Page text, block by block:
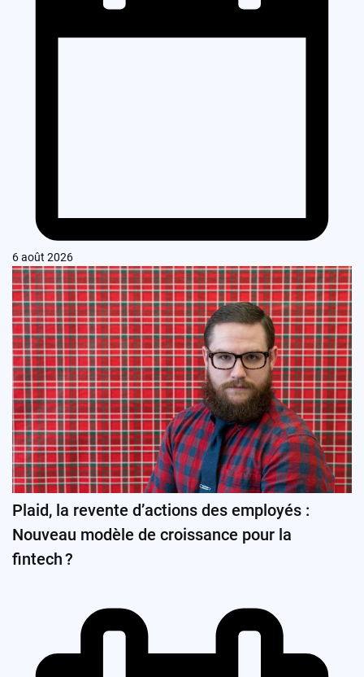
6 août 2026
Plaid, la revente d’actions des employés :
Nouveau modèle de croissance pour la
fintech ?